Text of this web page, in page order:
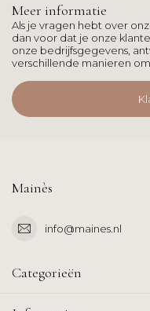
Meer informatie
Als je vragen hebt over
dan voor dat je onze
onze bedrijfsgegevens,
verschillende manieren
Mainès
info@maines.nl
Categorieën